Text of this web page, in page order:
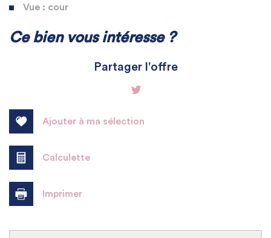
Vue : cour
La ville de Angerville (91670)
Ce bien vous intéresse ?
Partager l'offre
Ajouter à ma sélection
Calculette
Imprimer